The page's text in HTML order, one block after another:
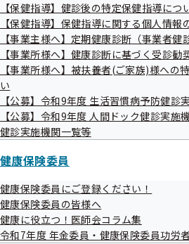
【保健指導】健診後の特定保健指導につ
【保健指導】保健指導に関する個人情報
【事業主様へ】定期健康診断（事業者健
【事業所様へ】健康診断に基づく受診勧
【事業所様へ】被扶養者(ご家族)様への
い
【公募】令和9年度 生活習慣病予防健診
【公募】令和9年度 人間ドック健診実施
健診実施機関一覧等
健康保険委員
健康保険委員にご登録ください！
健康保険委員の皆様へ
健康に役立つ！医師会コラム集
令和7年度 年金委員・健康保険委員功労
評議会の資料につきましては、次を
令和4年度 第1回埼玉支
表）
資料1-2 令和3年度埼玉支部事業